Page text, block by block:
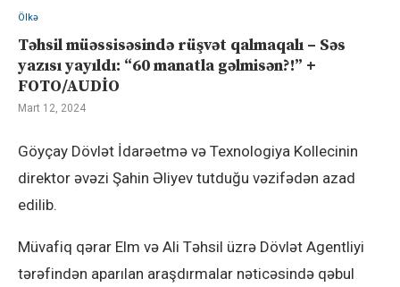
Ölkə
Təhsil müəssisəsində rüşvət qalmaqalı – Səs
yazısı yayıldı: “60 manatla gəlmisən?!” +
FOTO/AUDİO
Mart 12, 2024
Göyçay Dövlət İdarəetmə və Texnologiya Kollecinin
direktor əvəzi Şahin Əliyev tutduğu vəzifədən azad
edilib.
Müvafiq qərar Elm və Ali Təhsil üzrə Dövlət Agentliyi
tərəfindən aparılan araşdırmalar nəticəsində qəbul